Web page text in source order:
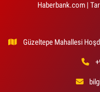
Haberbank.com |
Güzeltepe Mahallesi